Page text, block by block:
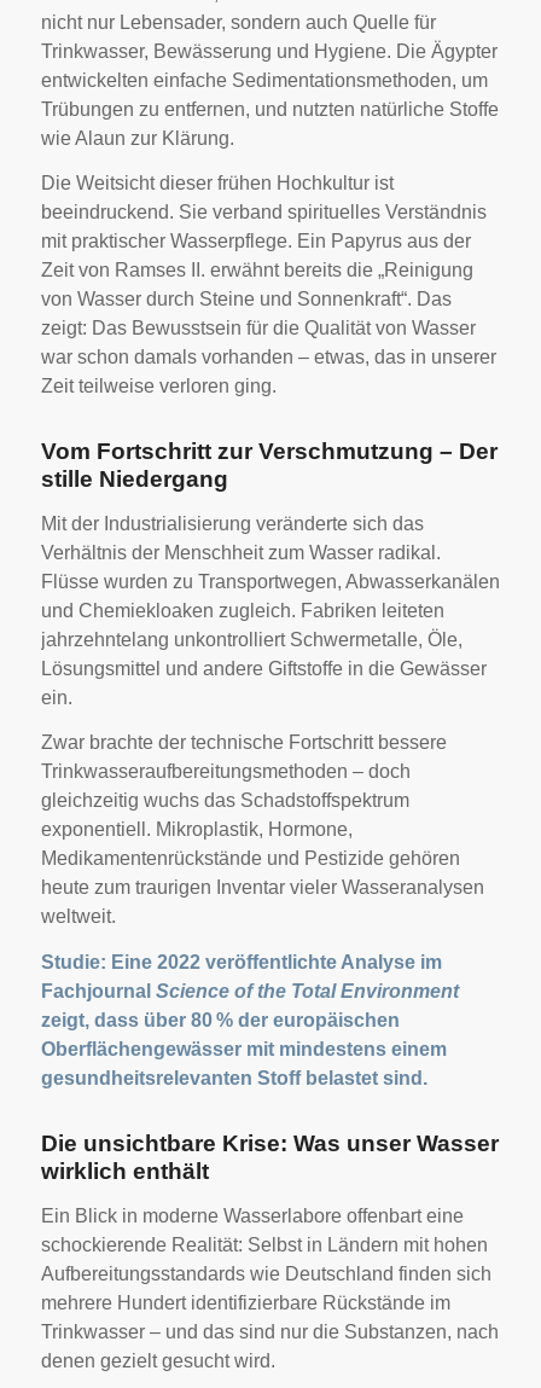
nicht nur Lebensader, sondern auch Quelle für
Trinkwasser, Bewässerung und Hygiene. Die Ägypter
entwickelten einfache Sedimentationsmethoden, um
Trübungen zu entfernen, und nutzten natürliche Stoffe
wie Alaun zur Klärung.
Die Weitsicht dieser frühen Hochkultur ist
beeindruckend. Sie verband spirituelles Verständnis
mit praktischer Wasserpflege. Ein Papyrus aus der
Zeit von Ramses II. erwähnt bereits die „Reinigung
von Wasser durch Steine und Sonnenkraft“. Das
zeigt: Das Bewusstsein für die Qualität von Wasser
war schon damals vorhanden – etwas, das in unserer
Zeit teilweise verloren ging.
Vom Fortschritt zur Verschmutzung – Der
stille Niedergang
Mit der Industrialisierung veränderte sich das
Verhältnis der Menschheit zum Wasser radikal.
Flüsse wurden zu Transportwegen, Abwasserkanälen
und Chemiekloaken zugleich. Fabriken leiteten
jahrzehntelang unkontrolliert Schwermetalle, Öle,
Lösungsmittel und andere Giftstoffe in die Gewässer
ein.
Zwar brachte der technische Fortschritt bessere
Trinkwasseraufbereitungsmethoden – doch
gleichzeitig wuchs das Schadstoffspektrum
exponentiell. Mikroplastik, Hormone,
Medikamentenrückstände und Pestizide gehören
heute zum traurigen Inventar vieler Wasseranalysen
weltweit.
Studie: Eine 2022 veröffentlichte Analyse im
Fachjournal Science of the Total Environment
zeigt, dass über 80 % der europäischen
Oberflächengewässer mit mindestens einem
gesundheitsrelevanten Stoff belastet sind.
Die unsichtbare Krise: Was unser Wasser
wirklich enthält
Ein Blick in moderne Wasserlabore offenbart eine
schockierende Realität: Selbst in Ländern mit hohen
Aufbereitungsstandards wie Deutschland finden sich
mehrere Hundert identifizierbare Rückstände im
Trinkwasser – und das sind nur die Substanzen, nach
denen gezielt gesucht wird.